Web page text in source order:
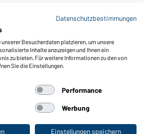
oder bestellen
Cookie-Einstellungen
Datenschutzbestimmungen
Besucherdaten platzieren, um unsere
Inhalte anzuzeigen und Ihnen ein
zu bieten. Für weitere Informationen zu den von
Sie die Einstellungen.
Performance
Werbung
Einstellungen speichern